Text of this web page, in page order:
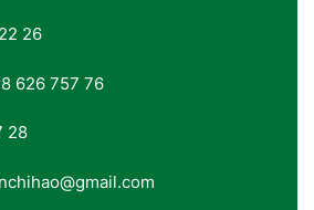
26
626 757 76
28